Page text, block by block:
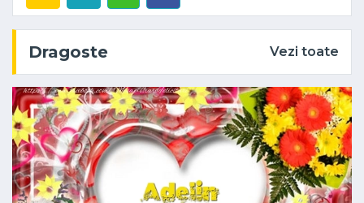
Dragoste Vezi toate